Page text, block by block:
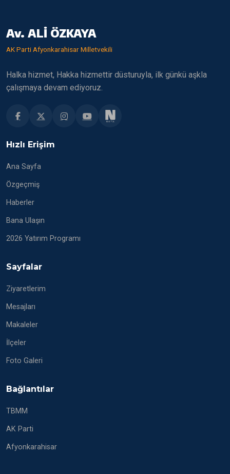
Av. ALİ ÖZKAYA
AK Parti Afyonkarahisar Milletvekili
Halka hizmet, Hakka hizmettir düsturuyla, ilk günkü aşkla
çalışmaya devam ediyoruz.
Hızlı Erişim
Ana Sayfa
Özgeçmiş
Haberler
Bana Ulaşın
2026 Yatırım Programı
Sayfalar
Ziyaretlerim
Mesajları
Makaleler
İlçeler
Foto Galeri
Bağlantılar
TBMM
AK Parti
Afyonkarahisar